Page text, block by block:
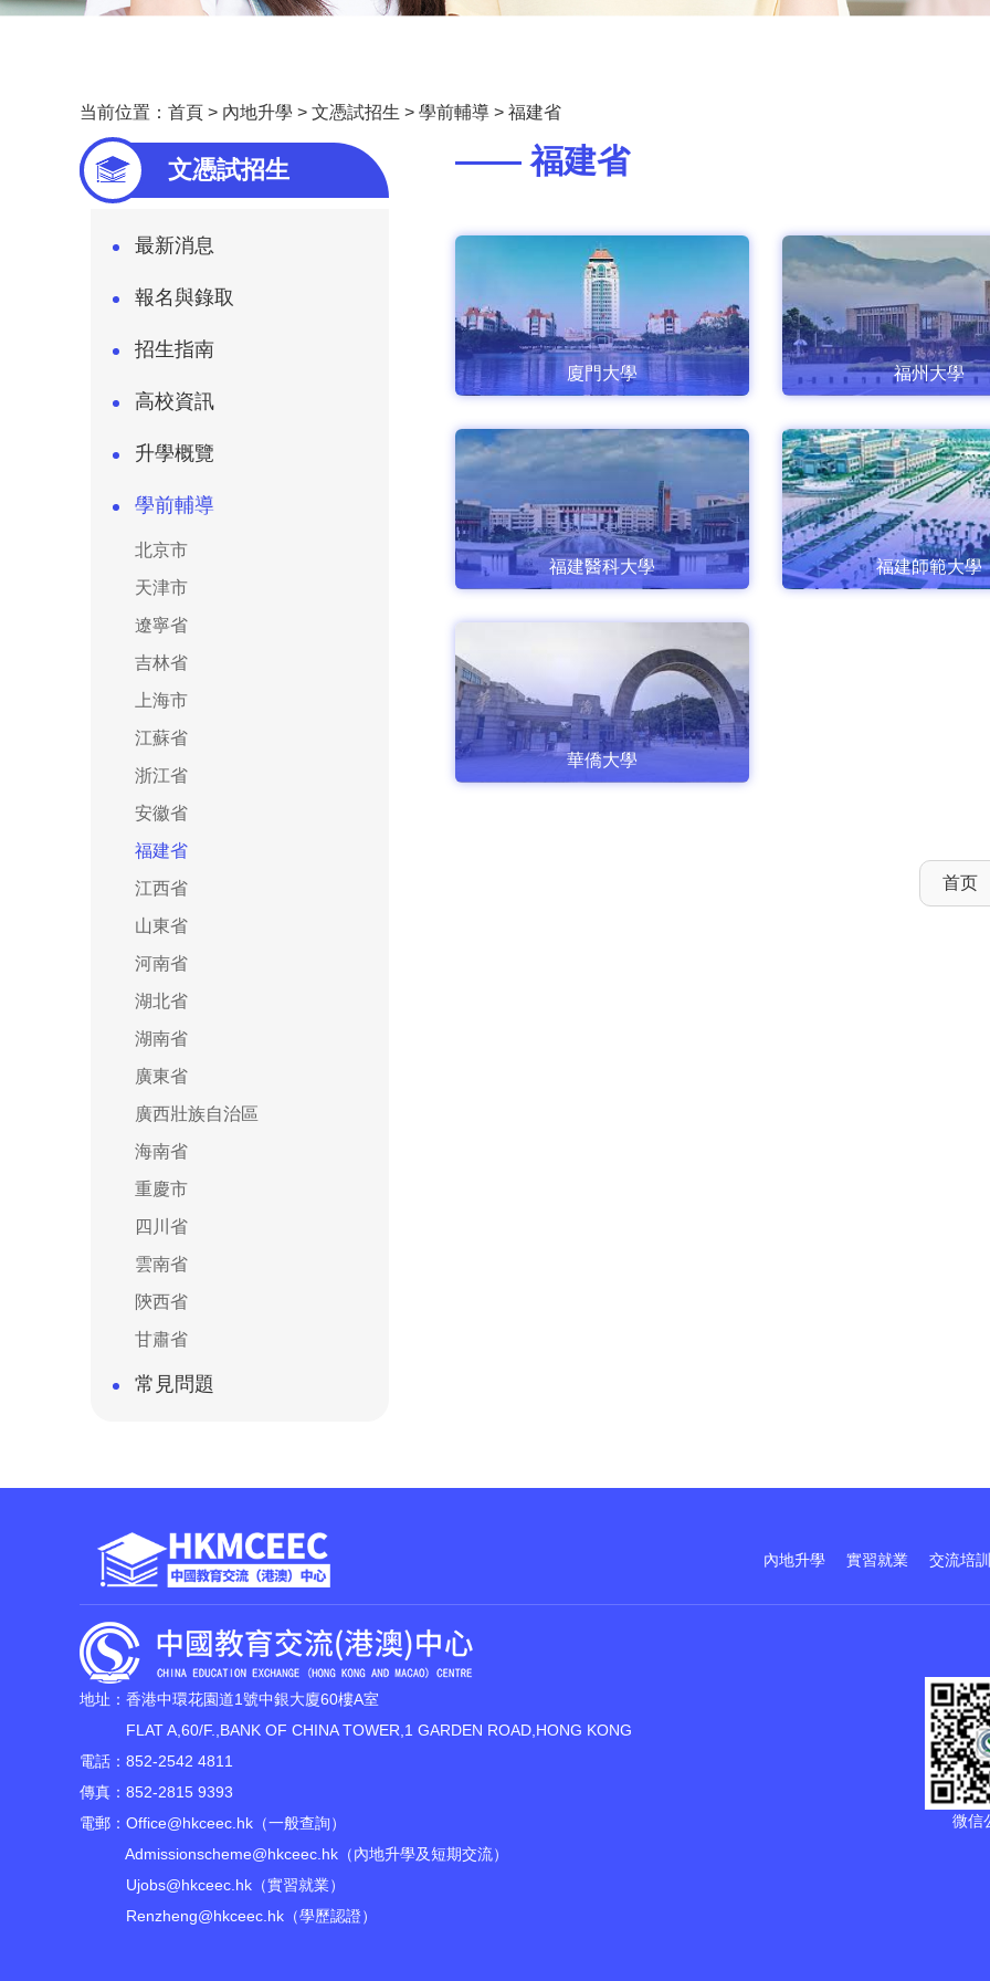
当前位置： 首頁 > 內地升學 > 文憑試招生 > 學前輔導 > 福建省
文憑試招生
最新消息
報名與錄取
招生指南
高校資訊
升學概覽
學前輔導
北京市
天津市
遼寧省
吉林省
上海市
江蘇省
浙江省
安徽省
福建省
江西省
山東省
河南省
湖北省
湖南省
廣東省
廣西壯族自治區
海南省
重慶市
四川省
雲南省
陝西省
甘肅省
常見問題
—— 福建省
廈門大學 福州大學
福建醫科大學 福建師範大學
華僑大學
首页
內地升學 實習就業 交流培訓
地址：香港中環花園道1號中銀大廈60樓A室
FLAT A,60/F.,BANK OF CHINA TOWER,1 GARDEN ROAD,HONG KONG
電話：852-2542 4811
傳真：852-2815 9393
電郵： Office@hkceec.hk （一般查詢）
Admissionscheme@hkceec.hk （內地升學及短期交流）
Ujobs@hkceec.hk （實習就業）
Renzheng@hkceec.hk （學歷認證）
微信